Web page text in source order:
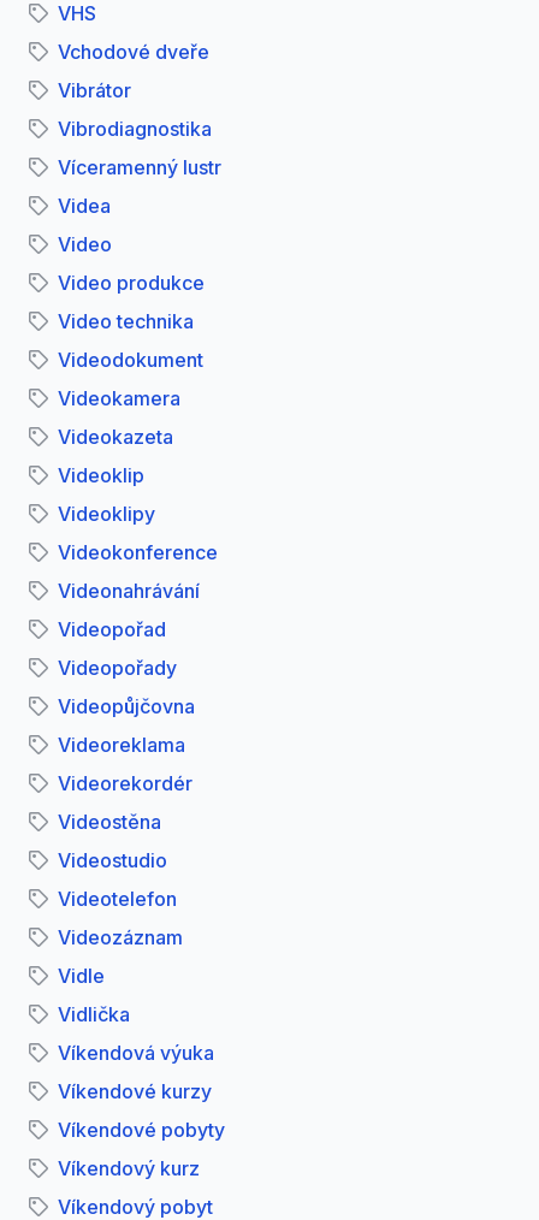
VHS
Vchodové dveře
Vibrátor
Vibrodiagnostika
Víceramenný lustr
Videa
Video
Video produkce
Video technika
Videodokument
Videokamera
Videokazeta
Videoklip
Videoklipy
Videokonference
Videonahrávání
Videopořad
Videopořady
Videopůjčovna
Videoreklama
Videorekordér
Videostěna
Videostudio
Videotelefon
Videozáznam
Vidle
Vidlička
Víkendová výuka
Víkendové kurzy
Víkendové pobyty
Víkendový kurz
Víkendový pobyt